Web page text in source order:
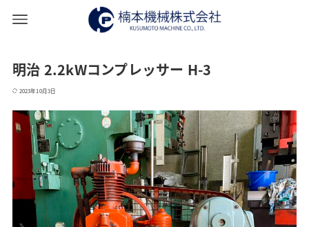
明治 2.2kWコンプレッサー H-3
2023年10月3日